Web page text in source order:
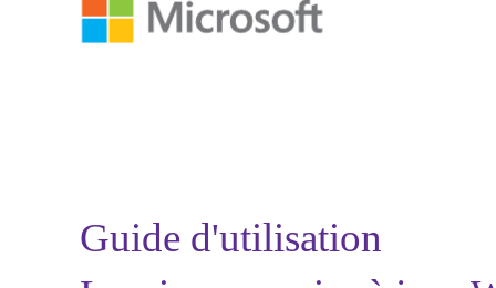
Guide d'utilisation